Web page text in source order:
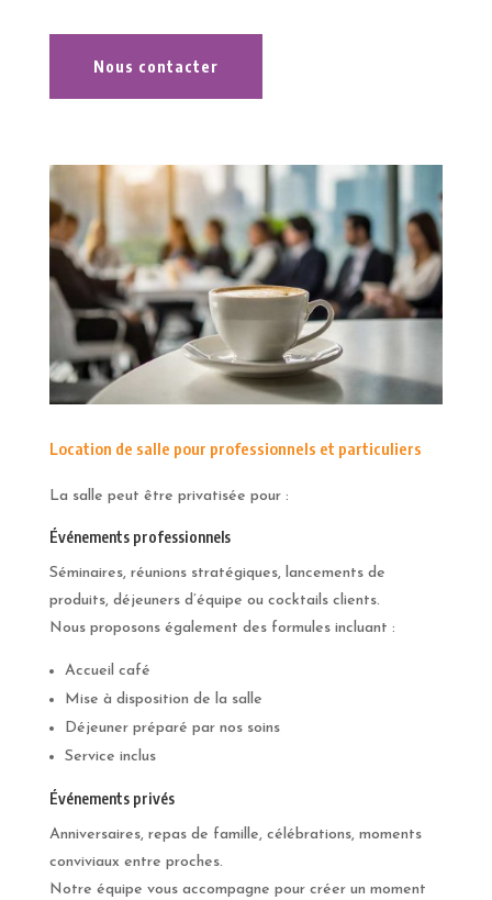
Nous contacter
Location de salle pour professionnels et particuliers
La salle peut être privatisée pour :
Événements professionnels
Séminaires, réunions stratégiques, lancements de
produits, déjeuners d’équipe ou cocktails clients.
Nous proposons également des formules incluant :
Accueil café
Mise à disposition de la salle
Déjeuner préparé par nos soins
Service inclus
Événements privés
Anniversaires, repas de famille, célébrations, moments
conviviaux entre proches.
Notre équipe vous accompagne pour créer un moment